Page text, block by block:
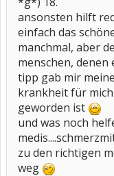
ansonsten hilft
einfach das
manchmal, aber
menschen, denen
tipp gab mir
krankheit für
geworden ist
und was noch
zu den richtigen
weg